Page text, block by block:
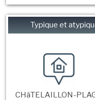
Typique et
CHâTELAILLON-